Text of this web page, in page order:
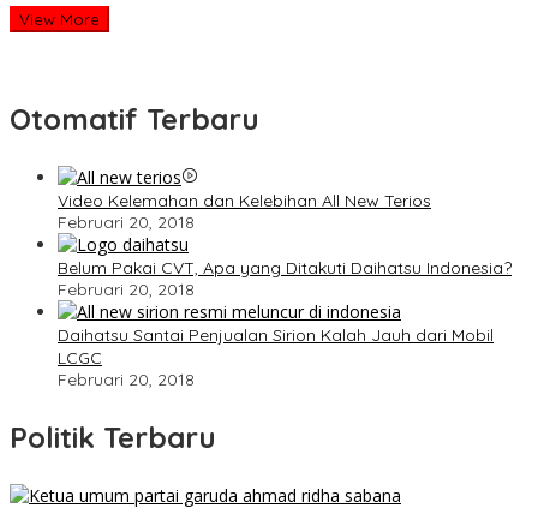
View More
Otomatif Terbaru
Video Kelemahan dan Kelebihan All New Terios
Februari 20, 2018
Belum Pakai CVT, Apa yang Ditakuti Daihatsu Indonesia?
Februari 20, 2018
Daihatsu Santai Penjualan Sirion Kalah Jauh dari Mobil
LCGC
Februari 20, 2018
Politik Terbaru